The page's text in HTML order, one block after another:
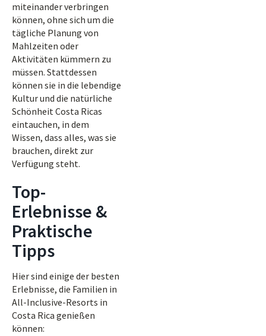
miteinander verbringen
können, ohne sich um die
tägliche Planung von
Mahlzeiten oder
Aktivitäten kümmern zu
müssen. Stattdessen
können sie in die lebendige
Kultur und die natürliche
Schönheit Costa Ricas
eintauchen, in dem
Wissen, dass alles, was sie
brauchen, direkt zur
Verfügung steht.
Top-
Erlebnisse &
Praktische
Tipps
Hier sind einige der besten
Erlebnisse, die Familien in
All-Inclusive-Resorts in
Costa Rica genießen
können: